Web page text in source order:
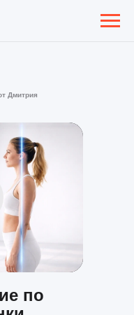
Дмитрия
по